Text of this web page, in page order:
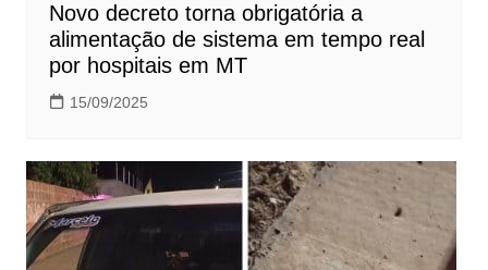
Novo decreto torna obrigatória a
alimentação de sistema em tempo real
por hospitais em MT
15/09/2025